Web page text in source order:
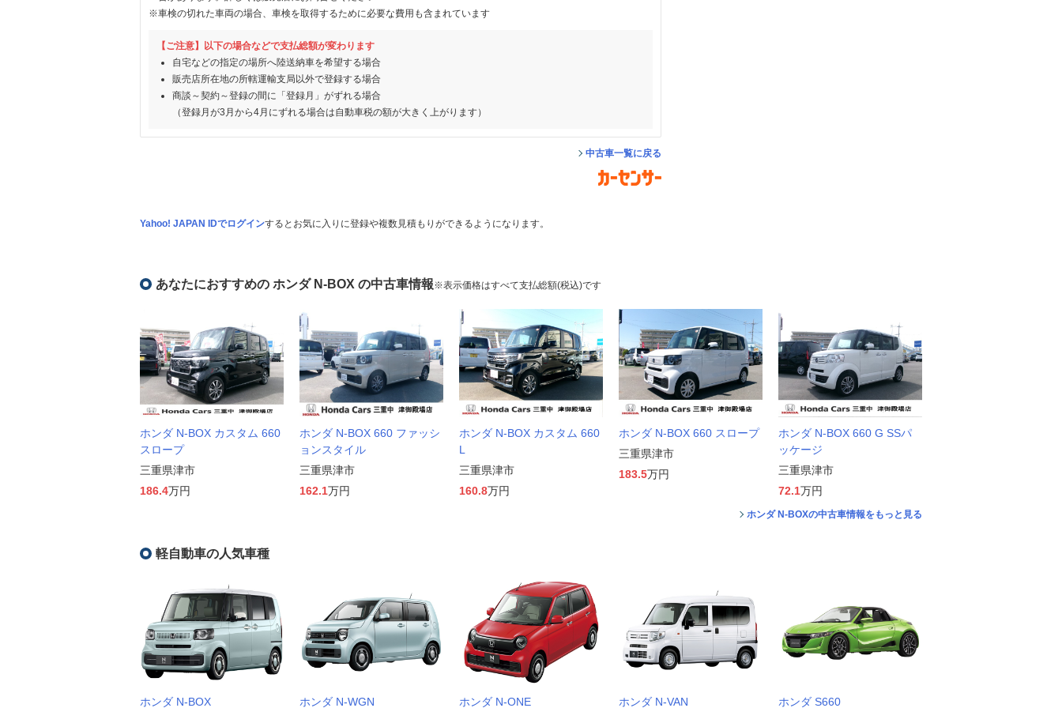
※車検の切れた車両の場合、車検を取得するために必要な費用も含まれています
【ご注意】以下の場合などで支払総額が変わります
自宅などの指定の場所へ陸送納車を希望する場合
販売店所在地の所轄運輸支局以外で登録する場合
商談～契約～登録の間に「登録月」がずれる場合
（登録月が3月から4月にずれる場合は自動車税の額が大きく上がります）
中古車一覧に戻る
Yahoo! JAPAN IDでログインするとお気に入りに登録や複数見積もりができるようになります。
あなたにおすすめの ホンダ N-BOX の中古車情報※表示価格はすべて支払総額(税込)です
ホンダ N-BOX カスタム 660
スロープ
三重県津市
186.4万円
ホンダ N-BOX 660 ファッシ
ョンスタイル
三重県津市
162.1万円
ホンダ N-BOX カスタム 660
L
三重県津市
160.8万円
ホンダ N-BOX 660 スロープ
三重県津市
183.5万円
ホンダ N-BOX 660 G SSパ
ッケージ
三重県津市
72.1万円
ホンダ N-BOXの中古車情報をもっと見る
軽自動車の人気車種
ホンダ N-BOX ホンダ N-WGN ホンダ N-ONE ホンダ N-VAN ホンダ S660